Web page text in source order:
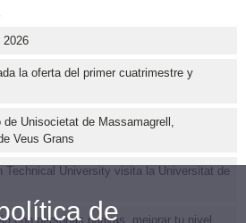
2026
la oferta del primer cuatrimestre y
Unisocietat de Massamagrell,
Veus Grans
Technical University visita la Universitat de
con personas nativas, mejorar tu nivel
de